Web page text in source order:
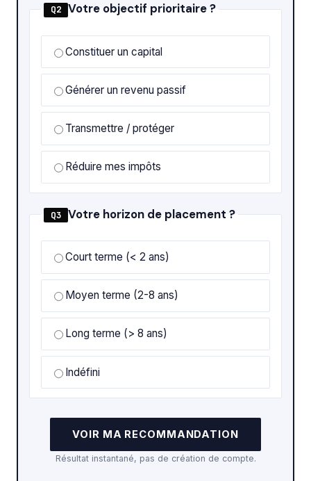
Q2 Votre objectif prioritaire ?
Constituer un capital
Générer un revenu passif
Transmettre / protéger
Réduire mes impôts
Q3 Votre horizon de placement ?
Court terme (< 2 ans)
Moyen terme (2-8 ans)
Long terme (> 8 ans)
Indéfini
VOIR MA RECOMMANDATION
Résultat instantané, pas de création de compte.